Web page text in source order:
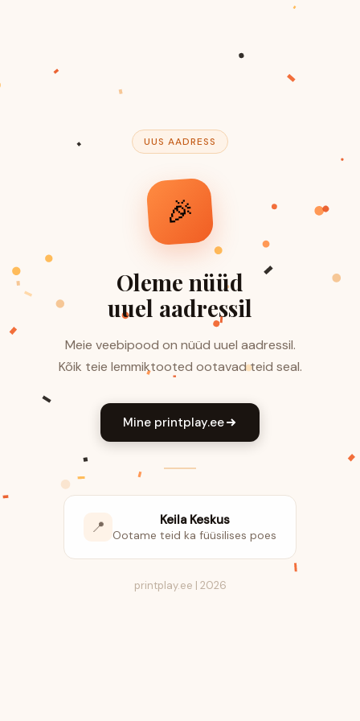
UUS AADRESS
🎉
Oleme nüüd
uuel aadressil
Meie veebipood on nüüd uuel aadressil.
Kõik teie lemmiktooted ootavad teid seal.
Mine printplay.ee
📍 Keila Keskus
Ootame teid ka füüsilises poes
printplay.ee | 2026